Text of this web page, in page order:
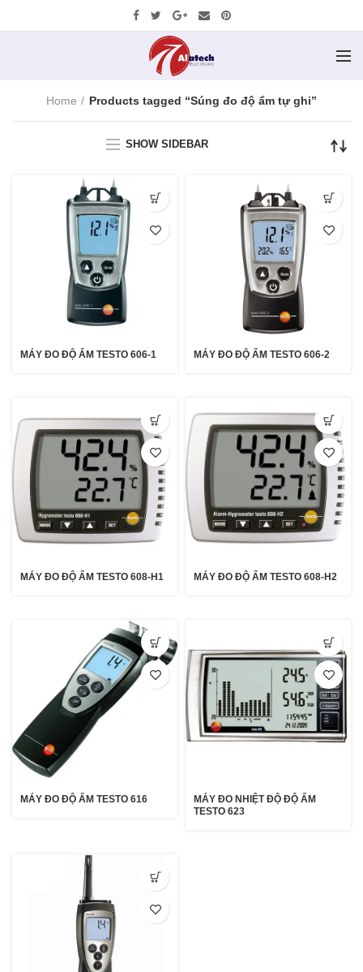
Home Products tagged “Súng đo độ ẩm tự ghi”
SHOW SIDEBAR
MÁY ĐO ĐỘ ẨM TESTO 606-1 MÁY ĐO ĐỘ ẨM TESTO 606-2
MÁY ĐO ĐỘ ẨM TESTO 608-H1 MÁY ĐO ĐỘ ẨM TESTO 608-H2
MÁY ĐO ĐỘ ẨM TESTO 616
MÁY ĐO NHIỆT ĐỘ ĐỘ ẨM
TESTO 623